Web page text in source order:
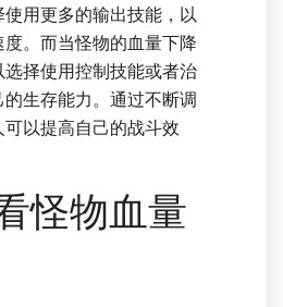
用更多的输出技能，以
。而当怪物的血量下降
择使用控制技能或者治
生存能力。通过不断调
以提高自己的战斗效
怪物血量